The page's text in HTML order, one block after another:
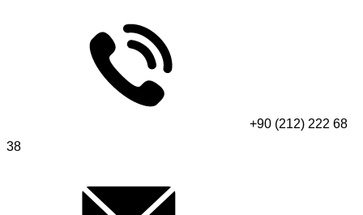
+90 (212) 222 68
38